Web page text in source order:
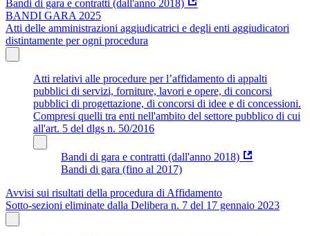
Bandi di gara e contratti (dall'anno 2018)
BANDI GARA 2025
Atti delle amministrazioni aggiudicatrici e degli enti aggiudicatori
distintamente per ogni procedura
Atti relativi alle procedure per l’affidamento di appalti
pubblici di servizi, forniture, lavori e opere, di concorsi
pubblici di progettazione, di concorsi di idee e di concessioni.
Compresi quelli tra enti nell'ambito del settore pubblico di cui
all'art. 5 del dlgs n. 50/2016
Bandi di gara e contratti (dall'anno 2018)
Bandi di gara (fino al 2017)
Avvisi sui risultati della procedura di Affidamento
Sotto-sezioni eliminate dalla Delibera n. 7 del 17 gennaio 2023